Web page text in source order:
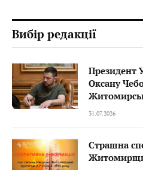
Вибір редакції
Президент
Оксану
31.07.2026
Страшна